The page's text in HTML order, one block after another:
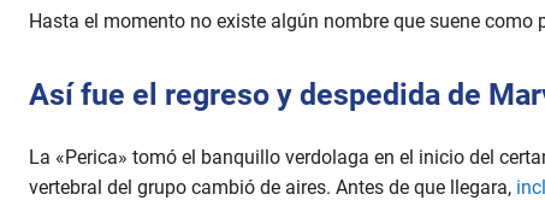
Hasta el momento no existe algún nombre que suene como
Así fue el regreso y despedida de
La «Perica» tomó el banquillo verdolaga en el inicio del
vertebral del grupo cambió de aires. Antes de que llegara,